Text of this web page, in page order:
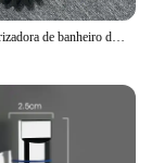
Pistola pulverizadora de banheiro doméstico de aço inoxidável, pulverizador de bidê portátil, válvula angular de saída dupla, bico pressurizado, dispositivo de descarga